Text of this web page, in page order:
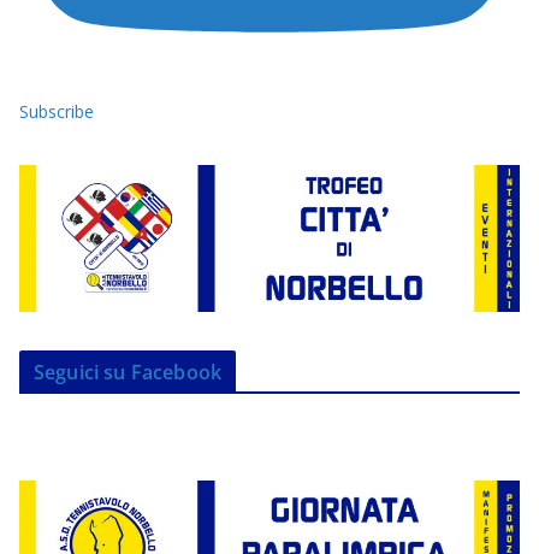
Subscribe
Seguici su Facebook